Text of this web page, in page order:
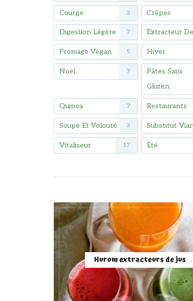
Courge 3 Crêpes
Digestion Légère 7 Extracteur
Fromage Vegan 5 Hiver
Noël 7
Pâtes Sans
Gluten
Quinoa 7 Restaurants
Soupe Et Velouté 3 Substitut
Vitaliseur 17 Été
Hurom extracteurs de jus